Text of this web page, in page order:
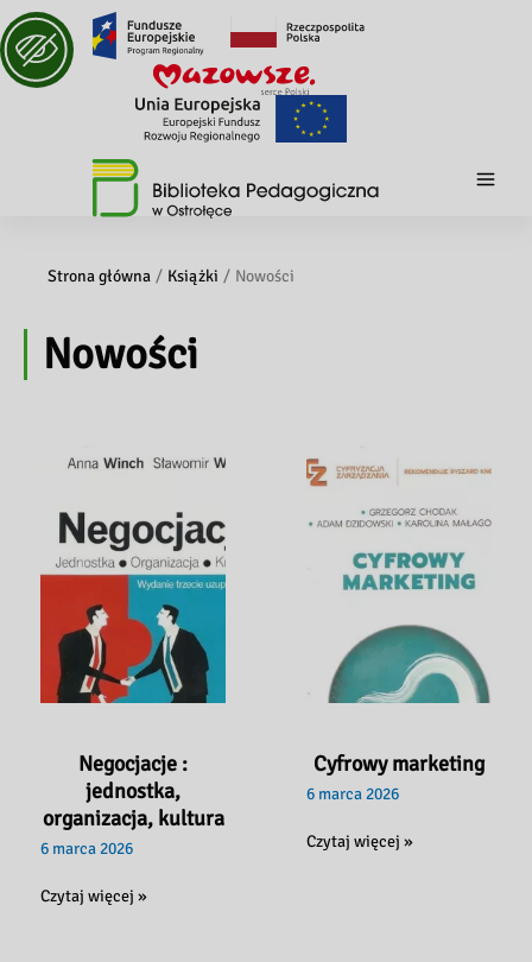
Strona główna Książki Nowości
Nowości
Negocjacje :
jednostka,
organizacja, kultura
6 marca 2026
Negocjacje
Czytaj więcej »
Cyfrowy marketing
6 marca 2026
Cyfrowy
Czytaj więcej »